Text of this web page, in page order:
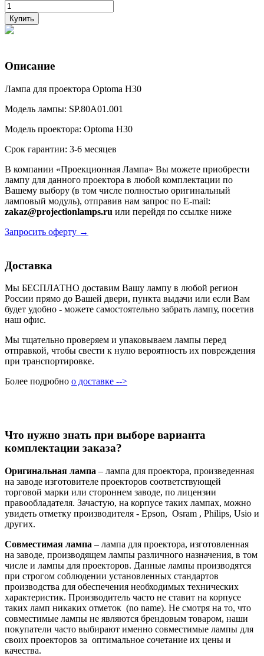
Купить
Описание
Лампа для проектора Optoma H30
Модель лампы: SP.80A01.001
Модель проектора: Optoma H30
Срок гарантии: 3-6 месяцев
В компании «Проекционная Лампа» Вы можете приобрести
лампу для данного проектора в любой комплектации по
Вашему выбору (в том числе полностью оригинальный
ламповый модуль), отправив нам запрос по E-mail:
zakaz@projectionlamps.ru или перейдя по ссылке ниже
Запросить оферту →
Доставка
Мы БЕСПЛАТНО доставим Вашу лампу в любой регион
России прямо до Вашей двери, пункта выдачи или если Вам
будет удобно - можете самостоятельно забрать лампу, посетив
наш офис.
Мы тщательно проверяем и упаковываем лампы перед
отправкой, чтобы свести к нулю вероятность их повреждения
при транспортировке.
Более подробно о доставке -->
Что нужно знать при выборе варианта
комплектации заказа?
Оригинальная лампа – лампа для проектора, произведенная
на заводе изготовителе проекторов соответствующей
торговой марки или стороннем заводе, по лицензии
правообладателя. Зачастую, на корпусе таких лампах, можно
увидеть отметку производителя - Epson, Osram , Philips, Usio и
других.
Совместимая лампа – лампа для проектора, изготовленная
на заводе, производящем лампы различного назначения, в том
числе и лампы для проекторов. Данные лампы производятся
при строгом соблюдении установленных стандартов
производства для обеспечения необходимых технических
характеристик. Производитель часто не ставит на корпусе
таких ламп никаких отметок (no name). Не смотря на то, что
совместимые лампы не являются брендовым товаром, наши
покупатели часто выбирают именно совместимые лампы для
своих проекторов за оптимальное сочетание их цены и
качества.